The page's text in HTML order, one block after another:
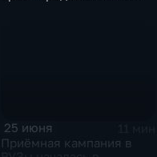
25 июня
Приёмная кампания в